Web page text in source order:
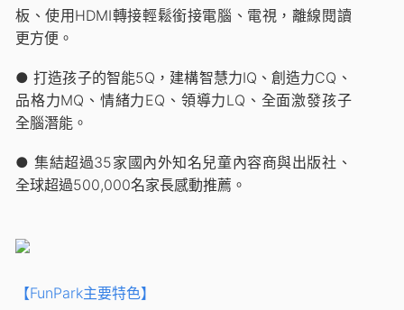
板、使用HDMI轉接輕鬆銜接電腦、電視，離線閱讀
更方便。
● 打造孩子的智能5Q，建構智慧力IQ、創造力CQ、
品格力MQ、情緒力EQ、領導力LQ、全面激發孩子
全腦潛能。
● 集結超過35家國內外知名兒童內容商與出版社、
全球超過500,000名家長感動推薦。
【FunPark主要特色】